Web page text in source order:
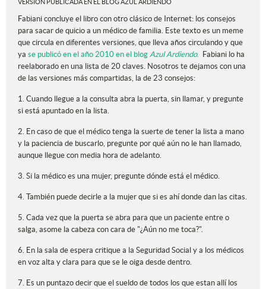
VERSIÓN PUBLICADA EN EL BLOG AZUL ARDIENDO
Fabiani concluye el libro con otro clásico de Internet: los consejos
para sacar de quicio a un médico de familia. Este texto es un meme
que circula en diferentes versiones, que lleva años circulando y que
ya se publicó en el año 2010 en el blog Azul Ardiendo.
Fabiani lo ha
reelaborado en una lista de 20 claves. Nosotros te dejamos con una
de las versiones más compartidas, la de 23 consejos:
1. Cuando llegue a la consulta abra la puerta, sin llamar, y pregunte
si está apuntado en la lista.
2. En caso de que el médico tenga la suerte de tener la lista a mano
y la paciencia de buscarlo, pregunte por qué aún no le han llamado,
aunque llegue con media hora de adelanto.
3. Si la médico es una mujer, pregunte dónde está el médico.
4. También puede decirle a la mujer que si es ahí donde dan las citas.
5. Cada vez que la puerta se abra para que un paciente entre o
salga, asome la cabeza con cara de "¿Aún no me toca?".
6. En la sala de espera critique a la Seguridad Social y a los médicos
en voz alta y clara para que se le oiga desde dentro.
7. Es un puntazo decir que el sueldo de todos los que estan allí los